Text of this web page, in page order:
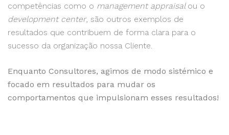
competências como o management appraisal ou o
development center, são outros exemplos de
resultados que contribuem de forma clara para o
sucesso da organização nossa Cliente.
Enquanto Consultores, agimos de modo sistémico e
focado em resultados para mudar os
comportamentos que impulsionam esses resultados!